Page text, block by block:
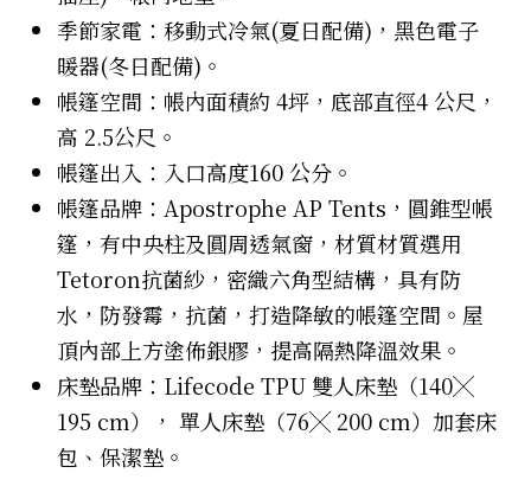
季節家電：移動式冷氣(夏日配備)，黑色電子
暖器(冬日配備)。
帳篷空間：帳內面積約 4坪，底部直徑4 公尺，
高 2.5公尺。
帳篷出入：入口高度160 公分。
帳篷品牌：Apostrophe AP Tents，圓錐型帳
篷，有中央柱及圓周透氣窗，材質材質選用
Tetoron抗菌紗，密織六角型結構，具有防
水，防發霉，抗菌，打造降敏的帳篷空間。屋
頂內部上方塗佈銀膠，提高隔熱降溫效果。
床墊品牌：Lifecode TPU 雙人床墊（140╳
195 cm）， 單人床墊（76╳ 200 cm）加套床
包、保潔墊。